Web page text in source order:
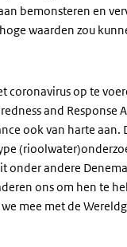
bemonsteren en
waarden zou
coronavirus op te
and
ook van harte aan.
onder andere
ons om hen te
mee met de